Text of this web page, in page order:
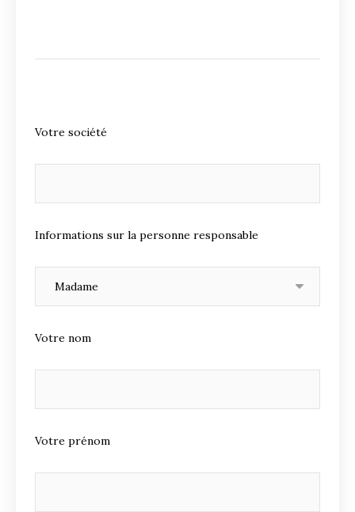
Votre société
Informations sur la personne responsable
Votre nom
Votre prénom